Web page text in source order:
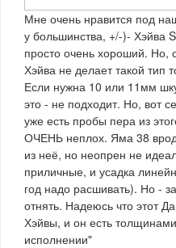
Мне очень нравится под
у большинства, +/-)-
просто очень хороший. Но,
Хэйва не делает такой
Если нужна 10 или 11мм
это - не подходит. Но, вот
уже есть пробы пера из
ОЧЕНЬ неплох. Яма 38
из неё, но неопрен не
приличные, и усадка
год надо расшивать). Но -
отнять. Надеюсь что этот
Хэйвы, и он есть
исполнении"